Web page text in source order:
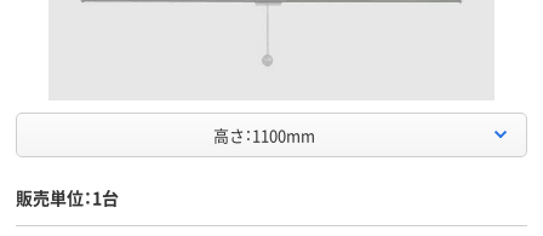
高さ：1100mm
販売単位：1台